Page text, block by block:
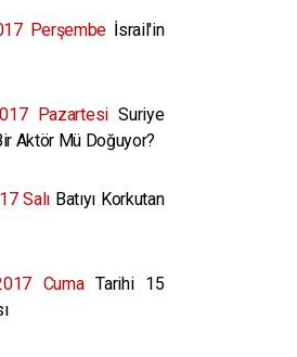
Perşembe İsrail'in
PazartesiSuriye
Aktör Mü Doğuyor?
SalıBatıyı Korkutan
CumaTarihi 15